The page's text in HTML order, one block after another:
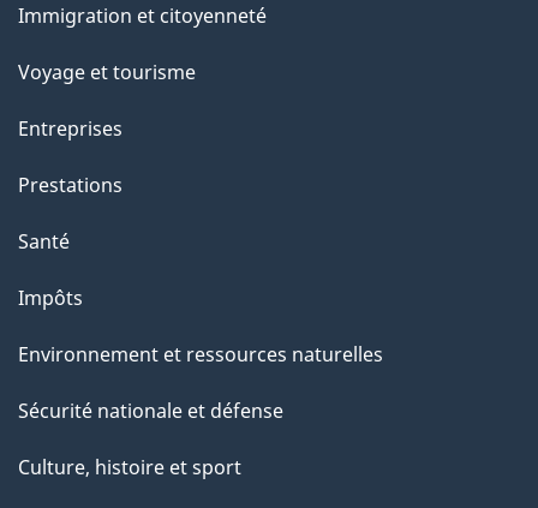
sujets
Immigration et citoyenneté
Voyage et tourisme
Entreprises
Prestations
Santé
Impôts
Environnement et ressources naturelles
Sécurité nationale et défense
Culture, histoire et sport